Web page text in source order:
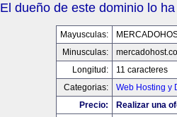
El dueño de este dominio lo
Mayusculas:
Minusculas:
Longitud:
11 caracteres
Categorias:
Web Hosting y
Precio:
Realizar una